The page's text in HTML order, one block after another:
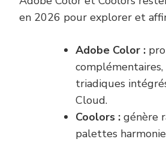
en 2026 pour explorer et
Adobe Color :
triadiques
Cloud.
Coolors : génère
palettes